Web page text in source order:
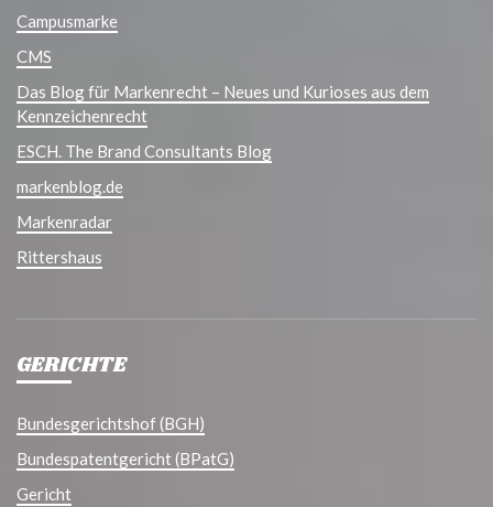
Campusmarke
CMS
Das Blog für Markenrecht – Neues und Kurioses aus dem
Kennzeichenrecht
ESCH. The Brand Consultants Blog
markenblog.de
Markenradar
Rittershaus
GERICHTE
Bundesgerichtshof (BGH)
Bundespatentgericht (BPatG)
Gericht